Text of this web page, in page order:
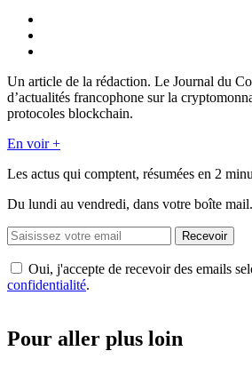
Un article de la rédaction. Le Journal du
d’actualités francophone sur la
protocoles blockchain.
En voir +
Les actus qui comptent, résumées en 2
Du lundi au vendredi, dans votre boîte mail.
Recevoir
Oui, j'accepte de recevoir des emails
confidentialité.
Pour aller plus loin